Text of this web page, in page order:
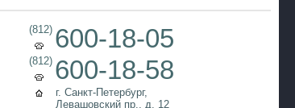
(812) 600-18-05
(812) 600-18-58
г. Санкт-Петербург,
Левашовский пр., д. 12